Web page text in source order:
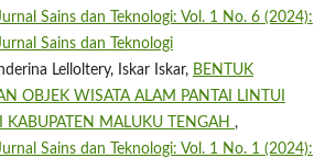
Sains dan Teknologi: Vol. 1 No. 6 (2024):
Sains dan Teknologi
Lelloltery, Iskar Iskar, BENTUK
OBJEK WISATA ALAM PANTAI LINTUI
KABUPATEN MALUKU TENGAH ,
Sains dan Teknologi: Vol. 1 No. 1 (2024):